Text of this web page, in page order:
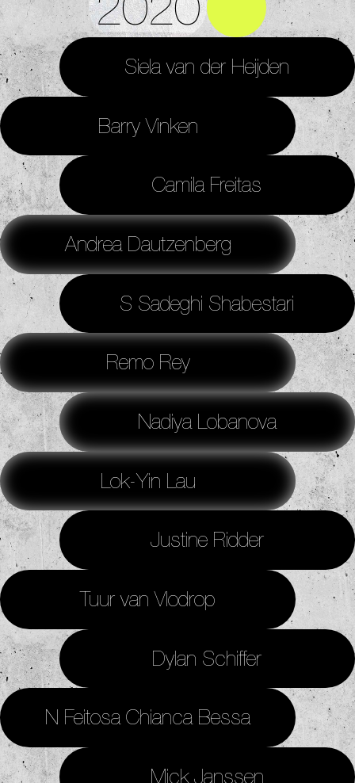
Siela van der Heijden
Barry Vinken
Camila Freitas
Andrea Dautzenberg
S Sadeghi Shabestari
Remo Rey
Nadiya Lobanova
Lok-Yin Lau
Justine Ridder
Tuur van Vlodrop
Dylan Schiffer
N Feitosa Chianca Bessa
Mick Janssen